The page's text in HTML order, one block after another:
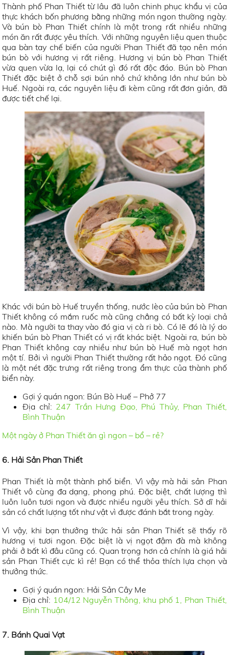
Thành phố Phan Thiết từ lâu đã luôn chinh phục khẩu vị của
thực khách bốn phương bằng những món ngon thường ngày.
Và bún bò Phan Thiết chính là một trong rất nhiều những
món ăn rất được yêu thích. Với những nguyên liệu quen thuộc
qua bàn tay chế biến của người Phan Thiết đã tạo nên món
bún bò với hương vị rất riêng. Hương vị bún bò Phan Thiết
vừa quen vừa lạ, lại có chút gì đó rất độc đáo. Bún bò Phan
Thiết đặc biệt ở chỗ sợi bún nhỏ chứ không lớn như bún bò
Huế. Ngoài ra, các nguyên liệu đi kèm cũng rất đơn giản, đã
được tiết chế lại.
Khác với bún bò Huế truyền thống, nước lèo của bún bò Phan
Thiết không có mắm ruốc mà cũng chẳng có bất kỳ loại chả
nào. Mà người ta thay vào đó gia vị cà ri bò. Có lẽ đó là lý do
khiến bún bò Phan Thiết có vị rất khác biệt. Ngoài ra, bún bò
Phan Thiết không cay nhiều như bún bò Huế mà ngọt hơn
một tí. Bởi vì người Phan Thiết thường rất hảo ngọt. Đó cũng
là một nét đặc trưng rất riêng trong ẩm thực của thành phố
biển này.
Gợi ý quán ngon: Bún Bò Huế – Phở 77
Địa chỉ: 247 Trần Hưng Đạo, Phú Thủy, Phan Thiết,
Bình Thuận
Một ngày ở Phan Thiết ăn gì ngon – bổ – rẻ?
6. Hải Sản Phan Thiết
Phan Thiết là một thành phố biển. Vì vậy mà hải sản Phan
Thiết vô cùng đa dạng, phong phú. Đặc biệt, chất lượng thì
luôn luôn tươi ngon và được nhiều người yêu thích. Sở dĩ hải
sản có chất lượng tốt như vật vì được đánh bắt trong ngày.
Vì vậy, khi bạn thưởng thức hải sản Phan Thiết sẽ thấy rõ
hương vị tươi ngon. Đặc biệt là vị ngọt đậm đà mà không
phải ở bất kì đâu cũng có. Quan trọng hơn cả chính là giá hải
sản Phan Thiết cực kì rẻ! Bạn có thể thỏa thích lựa chọn và
thưởng thức.
Gợi ý quán ngon: Hải Sản Cây Me
Địa chỉ: 104/12 Nguyễn Thông, khu phố 1, Phan Thiết,
Bình Thuận
7. Bánh Quai Vạt